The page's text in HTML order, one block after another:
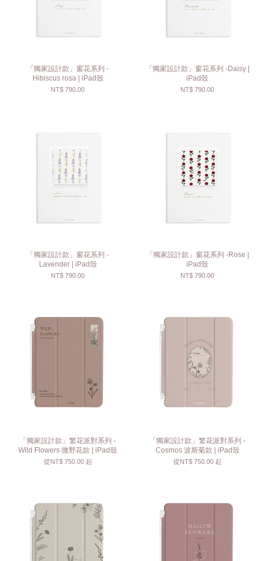
「獨家設計款」窗花系列 -
Hibiscus rosa | iPad殼
NT$ 790.00
「獨家設計款」窗花系列 -Daisy |
iPad殼
NT$ 790.00
「獨家設計款」窗花系列 -
Lavender | iPad殼
NT$ 790.00
「獨家設計款」窗花系列 -Rose |
iPad殼
NT$ 790.00
「獨家設計款」繁花派對系列 -
Wild Flowers 微野花款 | iPad殼
從NT$ 750.00 起
「獨家設計款」繁花派對系列 -
Cosmos 波斯菊款 | iPad殼
從NT$ 750.00 起